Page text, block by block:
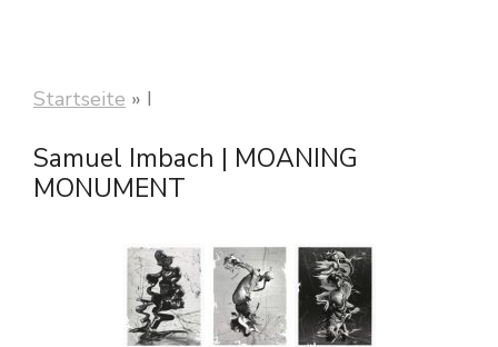
Startseite » I
Samuel Imbach | MOANING
MONUMENT